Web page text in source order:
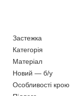
Застежка
Категорія
Матеріал
Новий — б/у
Особливості крою